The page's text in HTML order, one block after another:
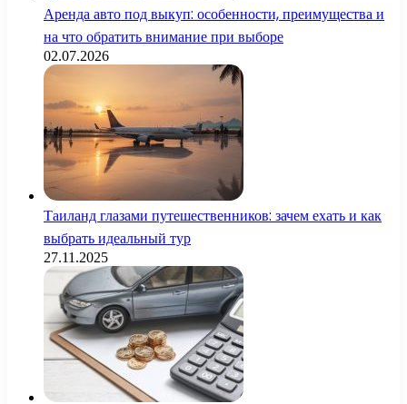
Аренда авто под выкуп: особенности, преимущества и
на что обратить внимание при выборе
02.07.2026
Таиланд глазами путешественников: зачем ехать и как
выбрать идеальный тур
27.11.2025